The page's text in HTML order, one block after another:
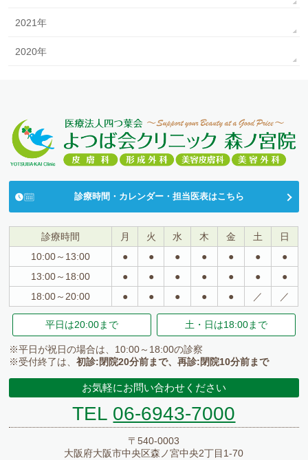
2021年
2020年
診療時間・カレンダー・担当医表はこちら
診療時間 月 火 水 木 金 土
日
10:00～13:00
● ● ● ● ● ●
●
13:00～18:00
● ● ● ● ● ●
●
18:00～20:00
● ● ● ● ● ／ ／
平日は20:00まで 土・日は18:00まで
※平日が祝日の場合は、10:00～18:00の診察
※受付終了は、初診:閉院20分前まで、再診:閉院10分前まで
お気軽にお問い合わせください
TEL 06-6943-7000
〒540-0003
大阪府大阪市中央区森ノ宮中央2丁目1-70